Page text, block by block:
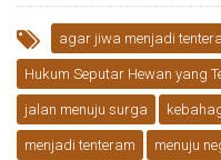
agar jiwa menjadi
Hukum Seputar Hewan yang
jalan menuju surga
menjadi tenteram menuju